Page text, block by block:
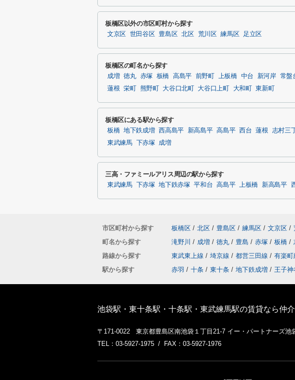
板橋区以外の市区町村から探す
文京区 世田谷区 豊島区 北区 荒川区 練馬区 足立区
板橋区の町名から探す
成増 徳丸 赤塚 板橋 高島平 前野町 上板橋 中台 新河岸 常盤
蓮根 栄町 熊野町 大谷口北町 大谷口上町 大和町 東新町
板橋区にある駅から探す
板橋 地下鉄成増 西高島平 新高島平 高島平 西台 蓮根 志村三
東武練馬
下赤塚 成増
三高・ファミールアリス周辺の駅から探す
東武練馬 下赤塚 地下鉄赤塚 平和台 高島平 上板橋 新高島平
市区町村から探す 板橋区 / 北区 / 豊島区 / 練馬区 / 文京区 /
町名から探す
滝野川 / 成増 / 徳丸 / 豊島 / 赤塚 / 板橋 /
路線から探す
東武東上線 / 埼京線 / 都営三田線 / 有楽町
駅から探す
赤羽 / 十条 / 東十条 / 地下鉄成増 / 王子神
池袋駅・東十条駅・十条駅・東武練馬駅の賃貸なら仲
〒171-0022 東京都豊島区南池袋１丁目21-7 イー・パートナーズ池
TEL：03-5927-1975 / FAX：03-5927-1976